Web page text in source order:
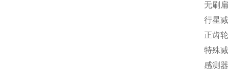
无刷
行星
正齿
特殊
感测器